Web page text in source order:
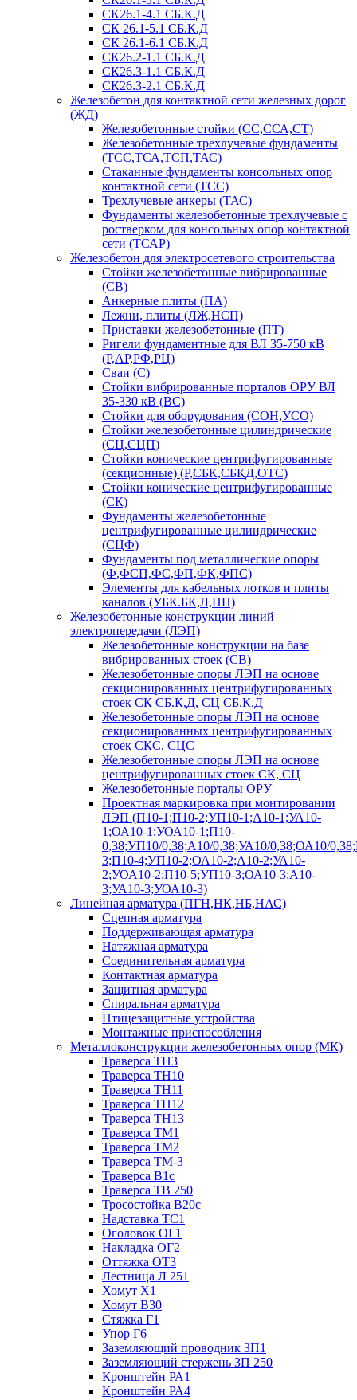
СК26.1-4.1 СБ.К.Д
СК 26.1-5.1 СБ.К.Д
СК 26.1-6.1 СБ.К.Д
СК26.2-1.1 СБ.К.Д
СК26.3-1.1 СБ.К.Д
СК26.3-2.1 СБ.К.Д
Железобетон для контактной сети железных дорог
(ЖД)
Железобетонные стойки (СС,ССА,СТ)
Железобетонные трехлучевые фундаменты
(ТСС,ТСА,ТСП,ТАС)
Стаканные фундаменты консольных опор
контактной сети (ТСС)
Трехлучевые анкеры (ТАС)
Фундаменты железобетонные трехлучевые с
ростверком для консольных опор контактной
сети (ТСАР)
Железобетон для электросетевого строительства
Стойки железобетонные вибрированные
(СВ)
Анкерные плиты (ПА)
Лежни, плиты (ЛЖ,НСП)
Приставки железобетонные (ПТ)
Ригели фундаментные для ВЛ 35-750 кВ
(Р,АР,РФ,РЦ)
Сваи (С)
Стойки вибрированные порталов ОРУ ВЛ
35-330 кВ (ВС)
Стойки для оборудования (СОН,УСО)
Стойки железобетонные цилиндрические
(СЦ,СЦП)
Стойки конические центрифугированные
(секционные) (Р,СБК,СБКД,ОТС)
Стойки конические центрифугированные
(СК)
Фундаменты железобетонные
центрифугированные цилиндрические
(СЦФ)
Фундаменты под металлические опоры
(Ф,ФСП,ФС,ФП,ФК,ФПС)
Элементы для кабельных лотков и плиты
каналов (УБК.БК,Л,ПН)
Железобетонные конструкции линий
электропередачи (ЛЭП)
Железобетонные конструкции на базе
вибрированных стоек (СВ)
Железобетонные опоры ЛЭП на основе
секционированных центрифугированных
стоек СК СБ.К,Д, СЦ СБ.К.Д
Железобетонные опоры ЛЭП на основе
секционированных центрифугированных
стоек СКС, СЦС
Железобетонные опоры ЛЭП на основе
центрифугированных стоек СК, СЦ
Железобетонные порталы ОРУ
Проектная маркировка при монтировании
ЛЭП (П10-1;П10-2;УП10-1;А10-1;УА10-
1;ОА10-1;УОА10-1;П10-
0,38;УП10/0,38;А10/0,38;УА10/0,38;ОА10/
3;П10-4;УП10-2;ОА10-2;А10-2;УА10-
2;УОА10-2;П10-5;УП10-3;ОА10-3;А10-
3;УА10-3;УОА10-3)
Линейная арматура (ПГН,НК,НБ,НАС)
Сцепная арматура
Поддерживающая арматура
Натяжная арматура
Соединительная арматура
Контактная арматура
Защитная арматура
Спиральная арматура
Птицезащитные устройства
Монтажные приспособления
Металлоконструкции железобетонных опор (МК)
Траверса ТН3
Траверса ТН10
Траверса ТН11
Траверса ТН12
Траверса ТН13
Траверса ТМ1
Траверса ТМ2
Траверса ТМ-3
Траверса В1с
Траверса ТВ 250
Тросостойка В20с
Надставка ТС1
Оголовок ОГ1
Накладка ОГ2
Оттяжка ОТ3
Лестница Л 251
Хомут Х1
Хомут В30
Стяжка Г1
Упор Г6
Заземляющий проводник ЗП1
Заземляющий стержень ЗП 250
Кронштейн РА1
Кронштейн РА4